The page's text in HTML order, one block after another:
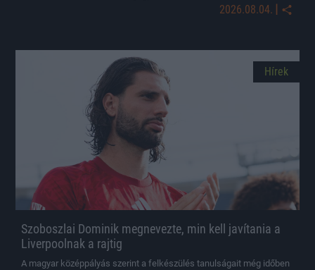
2026.08.04. |
Hírek
Szoboszlai Dominik megnevezte, min kell javítania a
Liverpoolnak a rajtig
A magyar középpályás szerint a felkészülés tanulságait még időben